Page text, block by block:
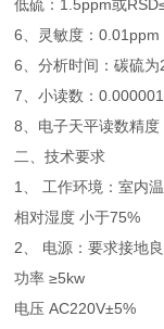
低硫：1.5ppm或
6、灵敏度：0.01ppm
6、分析时间：碳硫
7、小读数：
8、电子天平读数精度
二、技术要求
1、 工作环境：室内
相对湿度 小于75%
2、 电源：要求接地
功率 ≥5kw
电压 AC220V±5%